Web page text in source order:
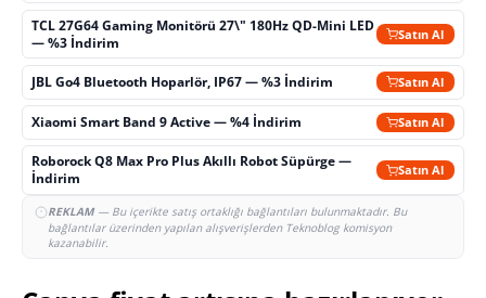
TCL 27G64 Gaming Monitörü 27\" 180Hz QD-Mini LED
— %3 İndirim
Satın Al
JBL Go4 Bluetooth Hoparlör, IP67 — %3 İndirim Satın Al
Xiaomi Smart Band 9 Active — %4 İndirim Satın Al
Roborock Q8 Max Pro Plus Akıllı Robot Süpürge —
İndirim
Satın Al
REKLAM— Bu içerikte satış ortaklığı bağlantıları bulunmaktadır. Bu
bağlantılar üzerinden yapılan alışverişlerden Teknoblog komisyon
kazanabilir.